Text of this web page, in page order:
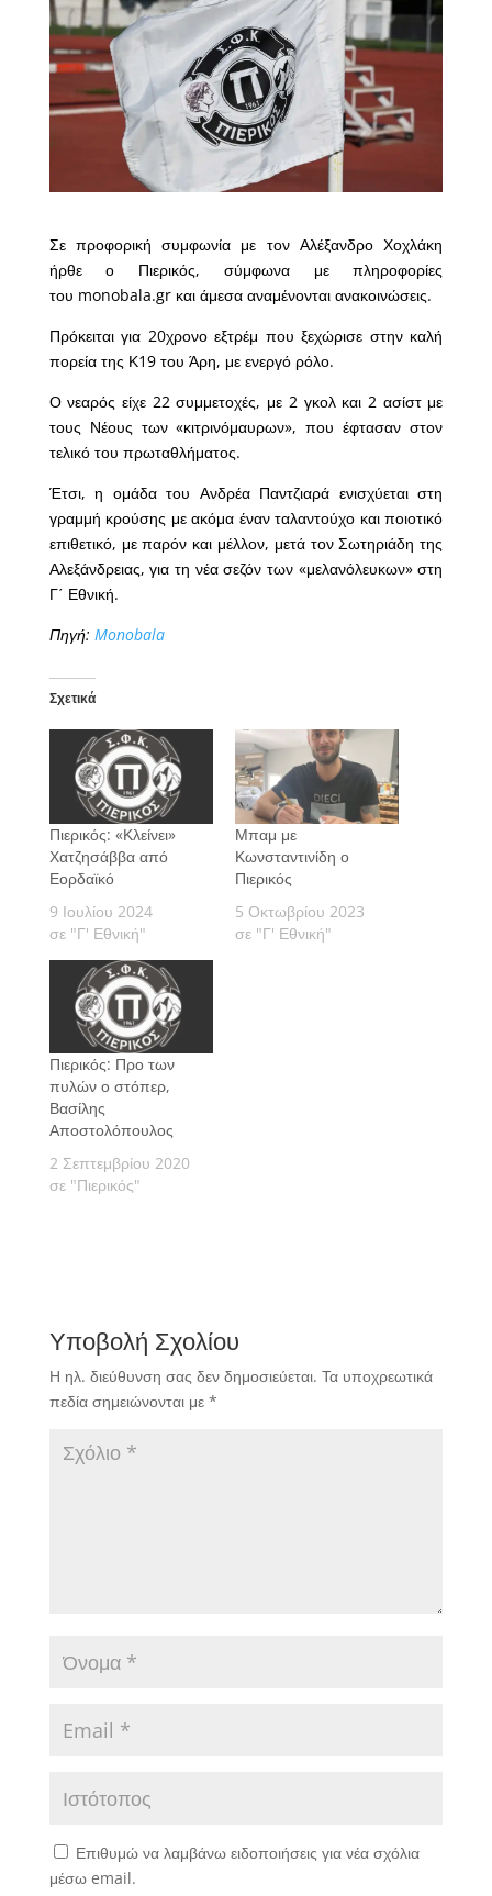
Σε προφορική συμφωνία με τον Αλέξανδρο Χοχλάκη
ήρθε ο Πιερικός, σύμφωνα με πληροφορίες
του monobala.gr και άμεσα αναμένονται ανακοινώσεις.
Πρόκειται για 20χρονο εξτρέμ που ξεχώρισε στην καλή
πορεία της Κ19 του Άρη, με ενεργό ρόλο.
Ο νεαρός είχε 22 συμμετοχές, με 2 γκολ και 2 ασίστ με
τους Νέους των «κιτρινόμαυρων», που έφτασαν στον
τελικό του πρωταθλήματος.
Έτσι, η ομάδα του Ανδρέα Παντζιαρά ενισχύεται στη
γραμμή κρούσης με ακόμα έναν ταλαντούχο και ποιοτικό
επιθετικό, με παρόν και μέλλον, μετά τον Σωτηριάδη της
Αλεξάνδρειας, για τη νέα σεζόν των «μελανόλευκων» στη
Γ΄ Εθνική.
Πηγή: Monobala
Σχετικά
Πιερικός: «Κλείνει»
Χατζησάββα από
Εορδαϊκό
9 Ιουλίου 2024
σε "Γ' Εθνική"
Μπαμ με
Κωνσταντινίδη ο
Πιερικός
5 Οκτωβρίου 2023
σε "Γ' Εθνική"
Πιερικός: Προ των
πυλών ο στόπερ,
Βασίλης
Αποστολόπουλος
2 Σεπτεμβρίου 2020
σε "Πιερικός"
Υποβολή Σχολίου
Η ηλ. διεύθυνση σας δεν δημοσιεύεται. Τα υποχρεωτικά
πεδία σημειώνονται με *
Επιθυμώ να λαμβάνω ειδοποιήσεις για νέα σχόλια
μέσω email.